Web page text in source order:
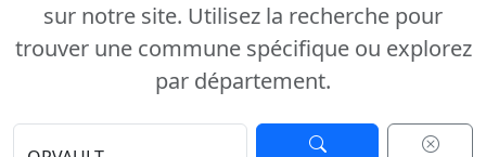
sur notre site. Utilisez la recherche pour
trouver une commune spécifique ou explorez
par département.